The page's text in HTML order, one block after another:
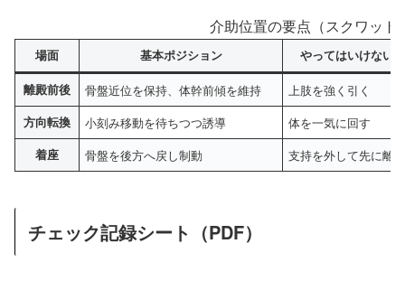
介助位置の要点（スクワット
場面 基本ポジション やってはいけない
離殿前後 骨盤近位を保持、体幹前傾を維持 上肢を強く引く
方向転換 小刻み移動を待ちつつ誘導 体を一気に回す
着座 骨盤を後方へ戻し制動 支持を外して先に離
チェック記録シート（PDF）